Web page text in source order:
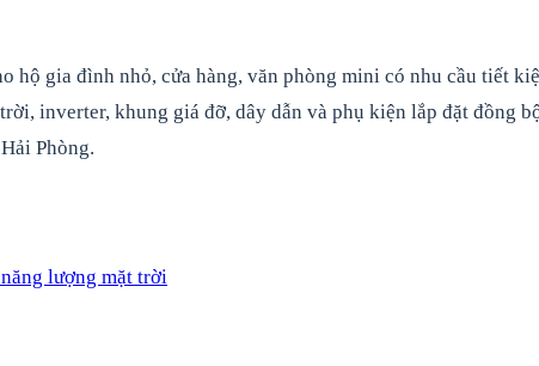
hộ gia đình nhỏ, cửa hàng, văn phòng mini có nhu cầu tiết
inverter, khung giá đỡ, dây dẫn và phụ kiện lắp đặt đồng
Phòng.
lượng mặt trời